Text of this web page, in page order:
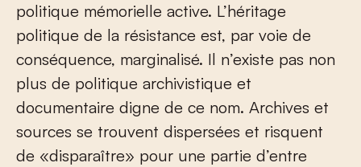
politique mémorielle active. L’héritage
politique de la résistance est, par voie de
conséquence, marginalisé. Il n’existe pas non
plus de politique archivistique et
documentaire digne de ce nom. Archives et
sources se trouvent dispersées et risquent
de «disparaître» pour une partie d’entre